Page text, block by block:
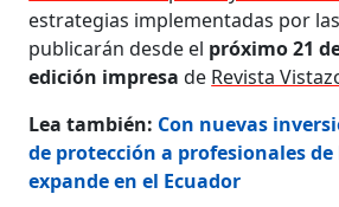
estrategias implementadas por
publicarán desde el próximo 21
edición impresa de Revista
Lea también: Con nuevas
de protección a profesionales de
expande en el Ecuador